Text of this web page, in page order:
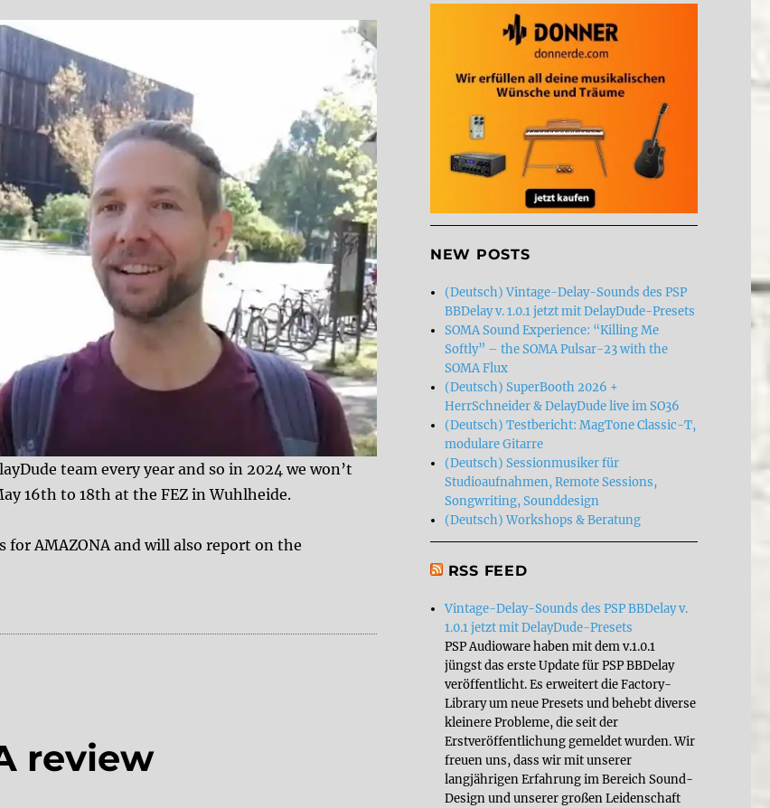
team every year and so in 2024 we won’t
16th to 18th at the FEZ in Wuhlheide.
for AMAZONA and will also report on the
review
NEW POSTS
(Deutsch) Vintage-Delay-Sounds des PSP
BBDelay v. 1.0.1 jetzt mit DelayDude-Presets
SOMA Sound Experience: “Killing Me
Softly” – the SOMA Pulsar-23 with the
SOMA Flux
(Deutsch) SuperBooth 2026 +
HerrSchneider & DelayDude live im SO36
(Deutsch) Testbericht: MagTone Classic-T,
modulare Gitarre
(Deutsch) Sessionmusiker für
Studioaufnahmen, Remote Sessions,
Songwriting, Sounddesign
(Deutsch) Workshops & Beratung
RSS FEED
Vintage-Delay-Sounds des PSP BBDelay v.
1.0.1 jetzt mit DelayDude-Presets
PSP Audioware haben mit dem v.1.0.1
jüngst das erste Update für PSP BBDelay
veröffentlicht. Es erweitert die Factory-
Library um neue Presets und behebt diverse
kleinere Probleme, die seit der
Erstveröffentlichung gemeldet wurden. Wir
freuen uns, dass wir mit unserer
langjährigen Erfahrung im Bereich Sound-
Design und unserer großen Leidenschaft